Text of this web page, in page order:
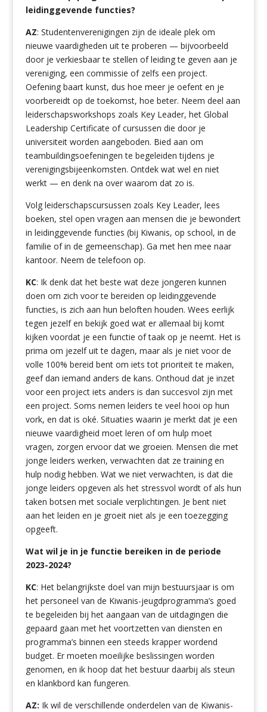
leidinggevende functies?
AZ: Studentenverenigingen zijn de ideale plek om
nieuwe vaardigheden uit te proberen — bijvoorbeeld
door je verkiesbaar te stellen of leiding te geven aan je
vereniging, een commissie of zelfs een project.
Oefening baart kunst, dus hoe meer je oefent en je
voorbereidt op de toekomst, hoe beter. Neem deel aan
leiderschapsworkshops zoals Key Leader, het Global
Leadership Certificate of cursussen die door je
universiteit worden aangeboden. Bied aan om
teambuildingsoefeningen te begeleiden tijdens je
verenigingsbijeenkomsten. Ontdek wat wel en niet
werkt — en denk na over waarom dat zo is.
Volg leiderschapscursussen zoals Key Leader, lees
boeken, stel open vragen aan mensen die je bewondert
in leidinggevende functies (bij Kiwanis, op school, in de
familie of in de gemeenschap). Ga met hen mee naar
kantoor. Neem de telefoon op.
KC: Ik denk dat het beste wat deze jongeren kunnen
doen om zich voor te bereiden op leidinggevende
functies, is zich aan hun beloften houden. Wees eerlijk
tegen jezelf en bekijk goed wat er allemaal bij komt
kijken voordat je een functie of taak op je neemt. Het is
prima om jezelf uit te dagen, maar als je niet voor de
volle 100% bereid bent om iets tot prioriteit te maken,
geef dan iemand anders de kans. Onthoud dat je inzet
voor een project iets anders is dan succesvol zijn met
een project. Soms nemen leiders te veel hooi op hun
vork, en dat is oké. Situaties waarin je merkt dat je een
nieuwe vaardigheid moet leren of om hulp moet
vragen, zorgen ervoor dat we groeien. Mensen die met
jonge leiders werken, verwachten dat ze training en
hulp nodig hebben. Wat we niet verwachten, is dat die
jonge leiders opgeven als het stressvol wordt of als hun
taken botsen met sociale verplichtingen. Je bent niet
aan het leiden en je groeit niet als je een toezegging
opgeeft.
Wat wil je in je functie bereiken in de periode
2023-2024?
KC: Het belangrijkste doel van mijn bestuursjaar is om
het personeel van de Kiwanis-jeugdprogramma’s goed
te begeleiden bij het aangaan van de uitdagingen die
gepaard gaan met het voortzetten van diensten en
programma’s binnen een steeds krapper wordend
budget. Er moeten moeilijke beslissingen worden
genomen, en ik hoop dat het bestuur daarbij als steun
en klankbord kan fungeren.
AZ: Ik wil de verschillende onderdelen van de Kiwanis-